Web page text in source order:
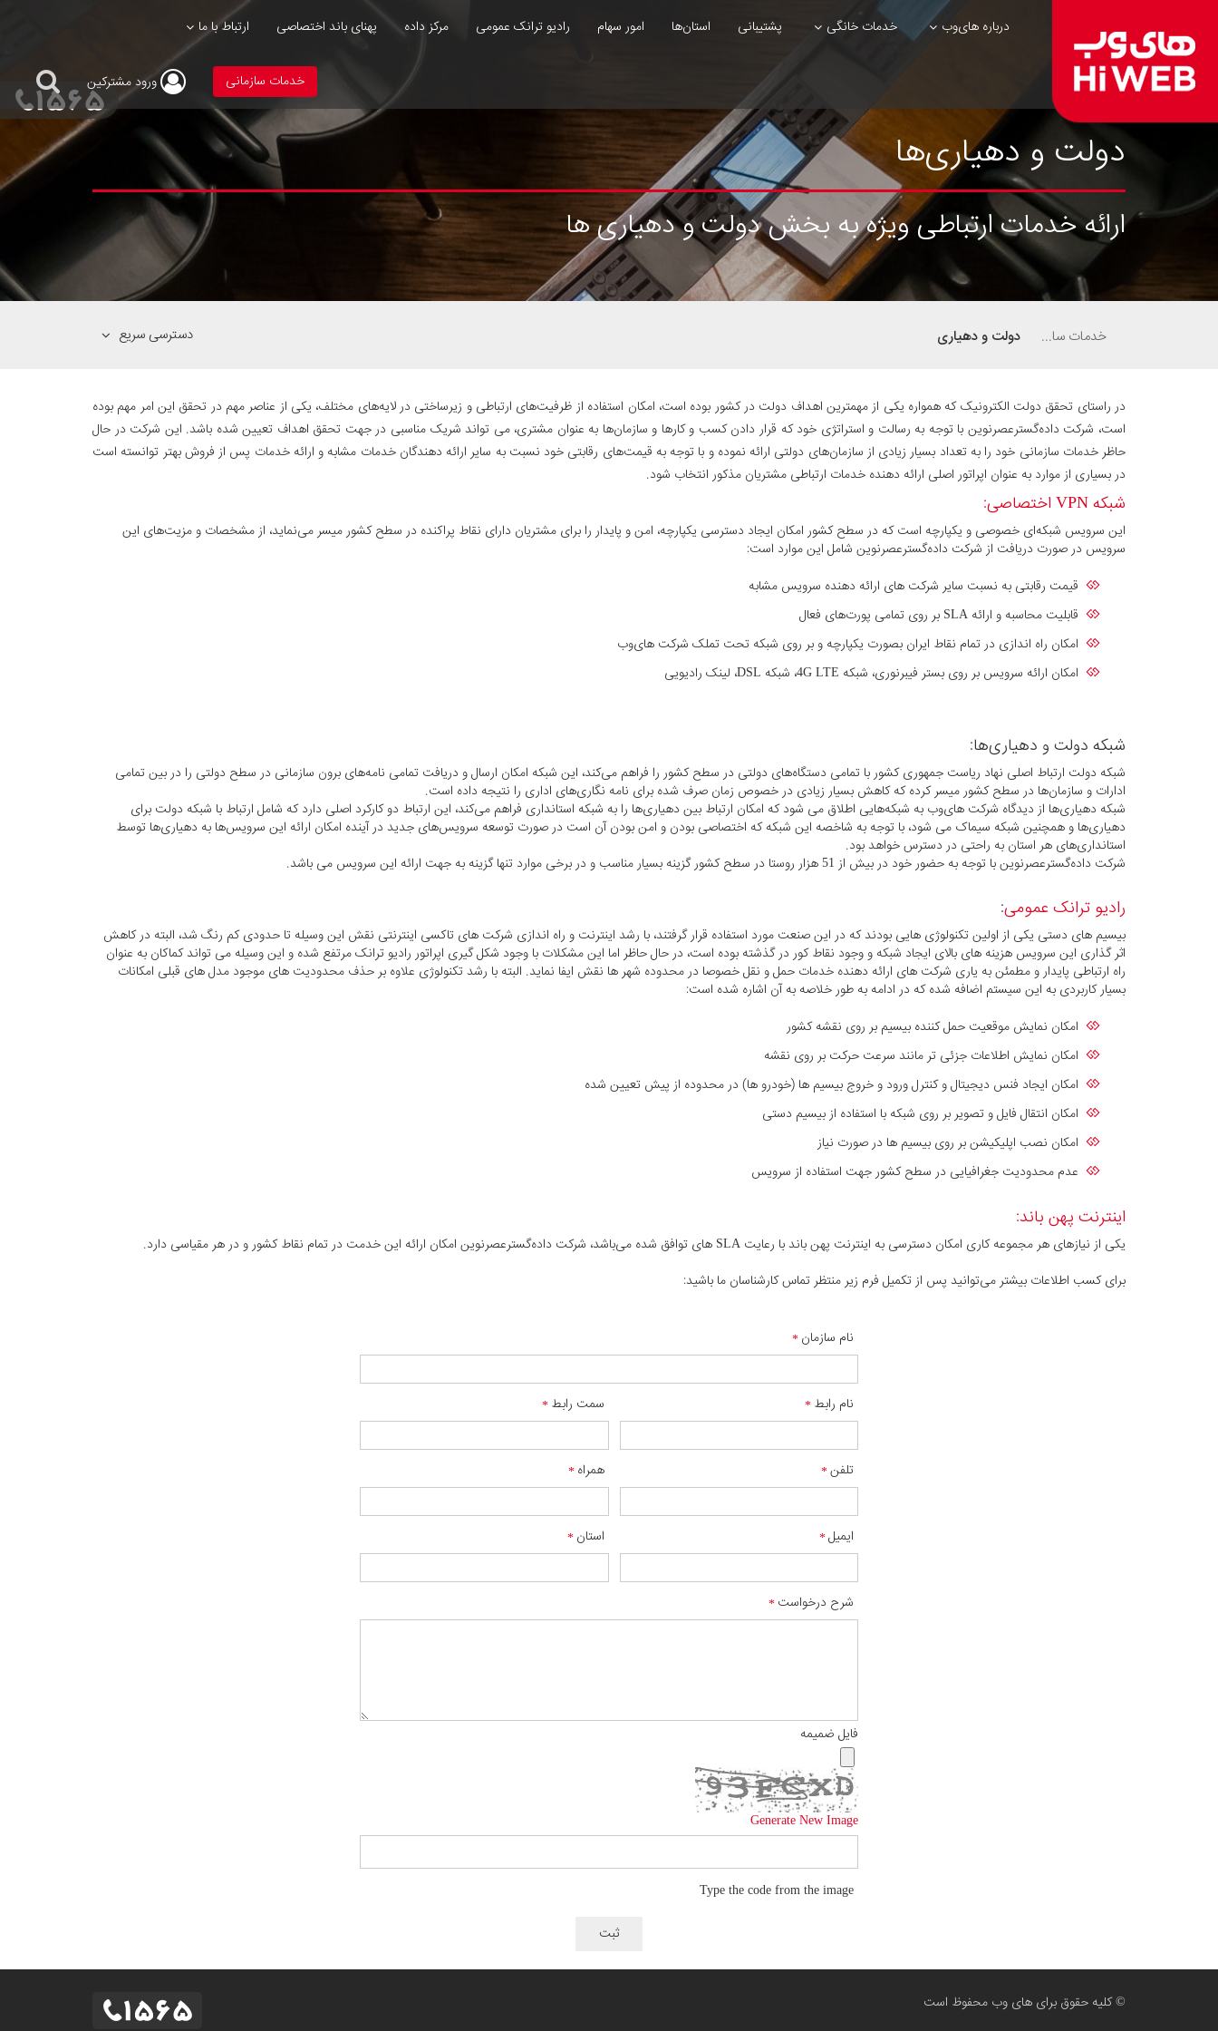
درباره های‌وب خدمات خانگی پشتیبانی استان‌ها امور سهام رادیو ترانک عمومی مرکز داده پهنای باند اختصاصی ارتباط با ما
ورود مشترکین خدمات سازمانی
دولت و دهیاری‌ها
ارائه خدمات ارتباطی ویژه به بخش دولت و دهیاری ها
خدمات سازمانی دولت و دهیاری دسترسی سریع
در راستای تحقق دولت الکترونیک که همواره یکی از مهمترین اهداف دولت در کشور بوده است، امکان استفاده از ظرفیت‌های ارتباطی و زیرساختی در لایه‌های مختلف، یکی از عناصر مهم در تحقق این امر مهم بوده
است، شرکت داده‌گستر‌عصر‌نوین با توجه به رسالت و استراتژی خود که قرار دادن کسب و کارها و سازمان‌ها به عنوان مشتری، می تواند شریک مناسبی در جهت تحقق اهداف تعیین شده باشد. این شرکت در حال
حاظر خدمات سازمانی خود را به تعداد بسیار زیادی از سازمان‌های دولتی ارائه نموده و با توجه به قیمت‌های رقابتی خود نسبت به سایر ارائه دهندگان خدمات مشابه و ارائه خدمات پس از فروش بهتر توانسته است
در بسیاری از موارد به عنوان اپراتور اصلی ارائه دهنده خدمات ارتباطی مشتریان مذکور انتخاب شود.
شبکه VPN اختصاصی:
این سرویس شبکه‌ای خصوصی و یکپارچه است که در سطح کشور امکان ایجاد دسترسی یکپارچه، امن و پایدار را برای مشتریان دارای نقاط پراکنده در سطح کشور میسر می‌نماید، از مشخصات و مزیت‌های این
سرویس در صورت دریافت از شرکت داده‌گستر‌عصر‌نوین شامل این موارد است:
قیمت رقابتی به نسبت سایر شرکت های ارائه دهنده سرویس مشابه
قابلیت محاسبه و ارائه SLA بر روی تمامی پورت‌های فعال
امکان راه اندازی در تمام نقاط ایران بصورت یکپارچه و بر روی شبکه تحت تملک شرکت های‌وب
امکان ارائه سرویس بر روی بستر فیبرنوری، شبکه 4G LTE، شبکه DSL، لینک رادیویی
شبکه دولت و دهیاری‌ها:
شبکه دولت ارتباط اصلی نهاد ریاست جمهوری کشور با تمامی دستگاه‌های دولتی در سطح کشور را فراهم می‌کند، این شبکه امکان ارسال و دریافت تمامی نامه‌های برون سازمانی در سطح دولتی را در بین تمامی
ادارات و سازمان‌ها در سطح کشور میسر کرده که کاهش بسیار زیادی در خصوص زمان صرف شده برای نامه نگاری‌های اداری را نتیجه داده است.
شبکه دهیاری‌ها از دیدگاه شرکت های‌وب به شبکه‌هایی اطلاق می شود که امکان ارتباط بین دهیاری‌ها را به شبکه استانداری فراهم می‌کند، این ارتباط دو کارکرد اصلی دارد که شامل ارتباط با شبکه دولت برای
دهیاری‌ها و همچنین شبکه سیماک می شود، با توجه به شاخصه این شبکه که اختصاصی بودن و امن بودن آن است در صورت توسعه سرویس‌های جدید در آینده امکان ارائه این سرویس‌ها به دهیاری‌ها توسط
استانداری‌های هر استان به راحتی در دسترس خواهد بود.
شرکت داده‌گسترعصرنوین با توجه به حضور خود در بیش از 51 هزار روستا در سطح کشور گزینه بسیار مناسب و در برخی موارد تنها گزینه به جهت ارائه این سرویس می باشد.
رادیو ترانک عمومی:
بیسیم های دستی یکی از اولین تکنولوژی هایی بودند که در این صنعت مورد استفاده قرار گرفتند، با رشد اینترنت و راه اندازی شرکت های تاکسی اینترنتی نقش این وسیله تا حدودی کم رنگ شد، البته در کاهش
اثر گذاری این سرویس هزینه های بالای ایجاد شبکه و وجود نقاط کور در گذشته بوده است، در حال حاظر اما این مشکلات با وجود شکل گیری اپراتور رادیو ترانک مرتفع شده و این وسیله می تواند کماکان به عنوان
راه ارتباطی پایدار و مطمئن به یاری شرکت های ارائه دهنده خدمات حمل و نقل خصوصا در محدوده شهر ها نقش ایفا نماید. البته با رشد تکنولوژی علاوه بر حذف محدودیت های موجود مدل های قبلی امکانات
بسیار کاربردی به این سیستم اضافه شده که در ادامه به طور خلاصه به آن اشاره شده است:
امکان نمایش موقعیت حمل کننده بیسیم بر روی نقشه کشور
امکان نمایش اطلاعات جزئی تر مانند سرعت حرکت بر روی نقشه
امکان ایجاد فنس دیجیتال و کنترل ورود و خروج بیسیم ها (خودرو ها) در محدوده از پیش تعیین شده
امکان انتقال فایل و تصویر بر روی شبکه با استفاده از بیسیم دستی
امکان نصب اپلیکیشن بر روی بیسیم ها در صورت نیاز
عدم محدودیت جغرافیایی در سطح کشور جهت استفاده از سرویس
اینترنت پهن باند:
یکی از نیاز‌های هر مجموعه کاری امکان دسترسی به اینترنت پهن باند با رعایت SLA های توافق شده می‌باشد، شرکت داده‌گسترعصرنوین امکان ارائه این خدمت در تمام نقاط کشور و در هر مقیاسی دارد.
برای کسب اطلاعات بیشتر می‌توانید پس از تکمیل فرم زیر منتظر تماس کارشناسان ما باشید:
نام سازمان
سمت رابط نام رابط
همراه تلفن
استان ایمیل
شرح درخواست
فایل ضمیمه
Generate New Image
Type the code from the image
© کلیه حقوق برای های وب محفوظ است